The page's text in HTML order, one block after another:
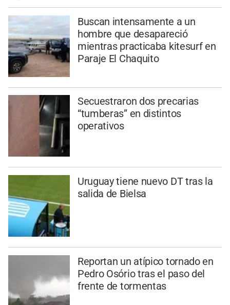
Buscan intensamente a un
hombre que desapareció
mientras practicaba kitesurf en
Paraje El Chaquito
Secuestraron dos precarias
“tumberas” en distintos
operativos
Uruguay tiene nuevo DT tras la
salida de Bielsa
Reportan un atípico tornado en
Pedro Osório tras el paso del
frente de tormentas